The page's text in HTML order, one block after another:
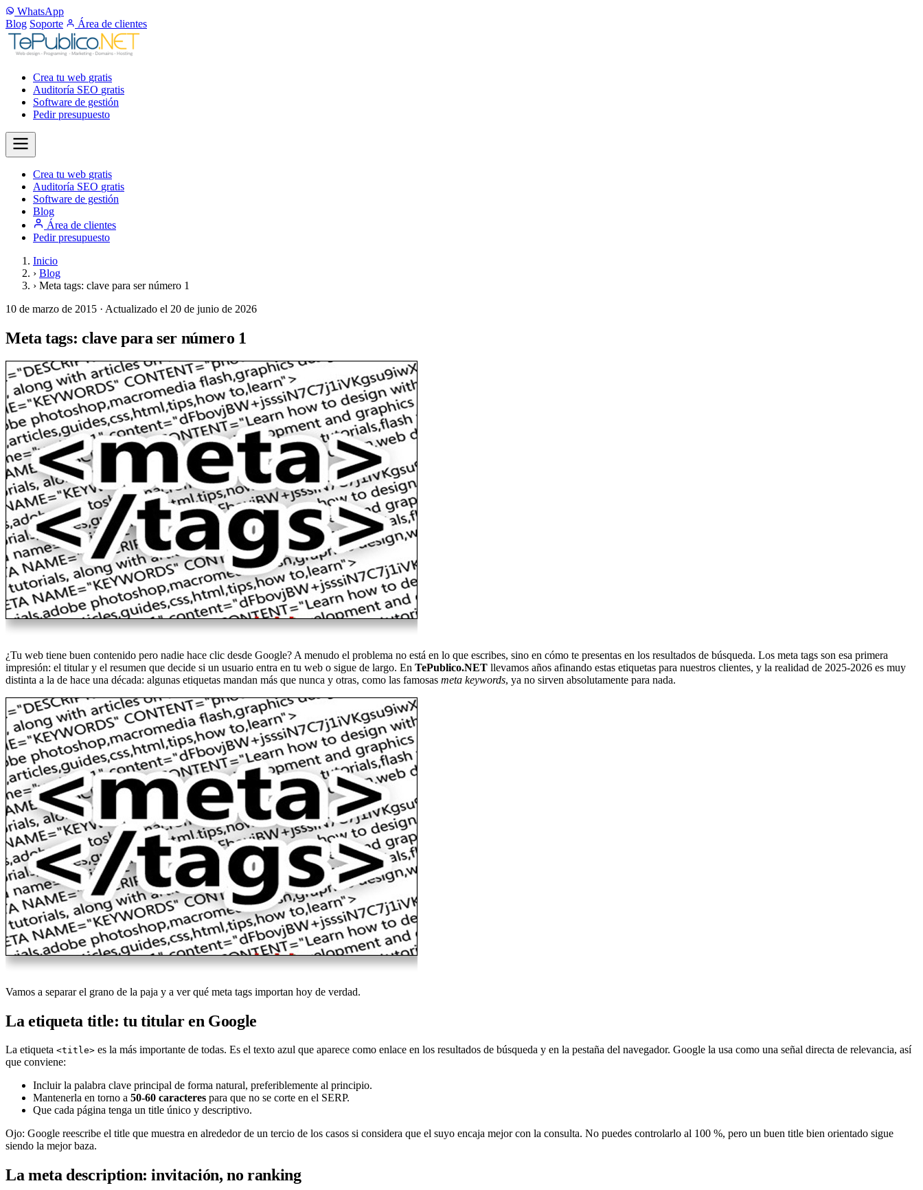
WhatsApp
Blog Soporte Área de clientes
Crea tu web gratis
Auditoría SEO gratis
Software de gestión
Pedir presupuesto
Crea tu web gratis
Auditoría SEO gratis
Software de gestión
Blog
Área de clientes
Pedir presupuesto
Inicio
› Blog
› Meta tags: clave para ser número 1
10 de marzo de 2015 · Actualizado el 20 de junio de 2026
Meta tags: clave para ser número 1
¿Tu web tiene buen contenido pero nadie hace clic desde Google? A menudo el problema no está en lo que escribes, sino en cómo te presentas en los resultados de búsqueda. Los meta tags son esa primera
impresión: el titular y el resumen que decide si un usuario entra en tu web o sigue de largo. En TePublico.NET llevamos años afinando estas etiquetas para nuestros clientes, y la realidad de 2025-2026 es muy
distinta a la de hace una década: algunas etiquetas mandan más que nunca y otras, como las famosas meta keywords, ya no sirven absolutamente para nada.
Vamos a separar el grano de la paja y a ver qué meta tags importan hoy de verdad.
La etiqueta title: tu titular en Google
La etiqueta <title> es la más importante de todas. Es el texto azul que aparece como enlace en los resultados de búsqueda y en la pestaña del navegador. Google la usa como una señal directa de relevancia, así
que conviene:
Incluir la palabra clave principal de forma natural, preferiblemente al principio.
Mantenerla en torno a 50-60 caracteres para que no se corte en el SERP.
Que cada página tenga un title único y descriptivo.
Ojo: Google reescribe el title que muestra en alrededor de un tercio de los casos si considera que el suyo encaja mejor con la consulta. No puedes controlarlo al 100 %, pero un buen title bien orientado sigue
siendo la mejor baza.
La meta description: invitación, no ranking